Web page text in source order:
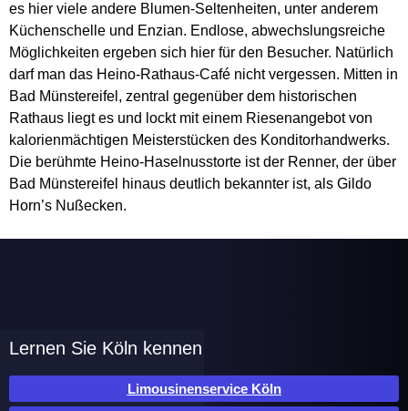
es hier viele andere Blumen-Seltenheiten, unter anderem
Küchenschelle und Enzian. Endlose, abwechslungsreiche
Möglichkeiten ergeben sich hier für den Besucher. Natürlich
darf man das Heino-Rathaus-Café nicht vergessen. Mitten in
Bad Münstereifel, zentral gegenüber dem historischen
Rathaus liegt es und lockt mit einem Riesenangebot von
kalorienmächtigen Meisterstücken des Konditorhandwerks.
Die berühmte Heino-Haselnusstorte ist der Renner, der über
Bad Münstereifel hinaus deutlich bekannter ist, als Gildo
Horn’s Nußecken.
Lernen Sie Köln kennen
Limousinenservice Köln